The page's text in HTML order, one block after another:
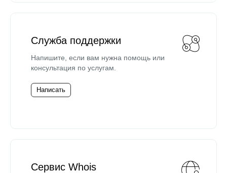
Служба поддержки
Напишите, если вам нужна помощь или
консультация по услугам.
Написать
Сервис Whois